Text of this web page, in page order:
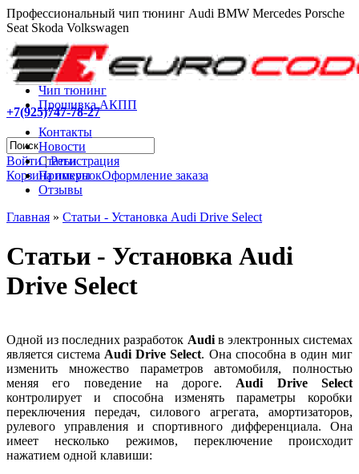
Профессиональный чип тюнинг Audi BMW Mercedes Porsche
Seat Skoda Volkswagen
+7(925)747-78-27
Войти|Регистрация
Корзина покупокОформление заказа
Чип тюнинг
Прошивка АКПП
Контакты
Новости
Статьи
Примеры
Отзывы
Главная » Статьи - Установка Audi Drive Select
Статьи - Установка Audi
Drive Select
Одной из последних разработок Audi в электронных системах
является система Audi Drive Select. Она способна в один миг
изменить множество параметров автомобиля, полностью
меняя его поведение на дороге. Audi Drive Select
контролирует и способна изменять параметры коробки
переключения передач, силового агрегата, амортизаторов,
рулевого управления и спортивного дифференциала. Она
имеет несколько режимов, переключение происходит
нажатием одной клавиши: